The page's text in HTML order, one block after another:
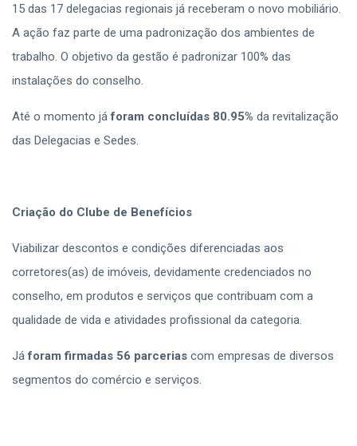
15 das 17 delegacias regionais já receberam o novo mobiliário.
A ação faz parte de uma padronização dos ambientes de
trabalho. O objetivo da gestão é padronizar 100% das
instalações do conselho.
Até o momento jáforam concluídas 80.95% da revitalização
das Delegacias e Sedes.
Criação do Clube de Benefícios
Viabilizar descontos e condições diferenciadas aos
corretores(as) de imóveis, devidamente credenciados no
conselho, em produtos e serviços que contribuam com a
qualidade de vida e atividades profissional da categoria.
Jáforam firmadas 56 parcerias com empresas de diversos
segmentos do comércio e serviços.